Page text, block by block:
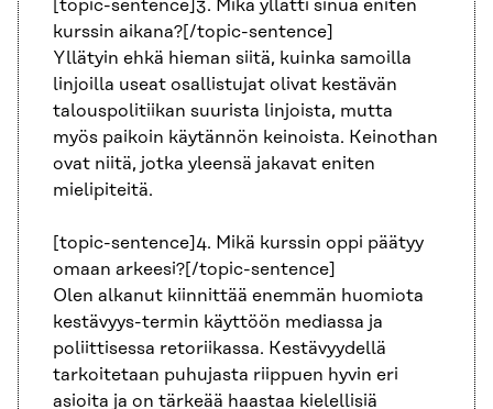
[topic-sentence]3. Mikä yllätti sinua eniten
kurssin aikana?[/topic-sentence]
Yllätyin ehkä hieman siitä, kuinka samoilla
linjoilla useat osallistujat olivat kestävän
talouspolitiikan suurista linjoista, mutta
myös paikoin käytännön keinoista. Keinothan
ovat niitä, jotka yleensä jakavat eniten
mielipiteitä.
[topic-sentence]4. Mikä kurssin oppi päätyy
omaan arkeesi?[/topic-sentence]
Olen alkanut kiinnittää enemmän huomiota
kestävyys-termin käyttöön mediassa ja
poliittisessa retoriikassa. Kestävyydellä
tarkoitetaan puhujasta riippuen hyvin eri
asioita ja on tärkeää haastaa kielellisiä